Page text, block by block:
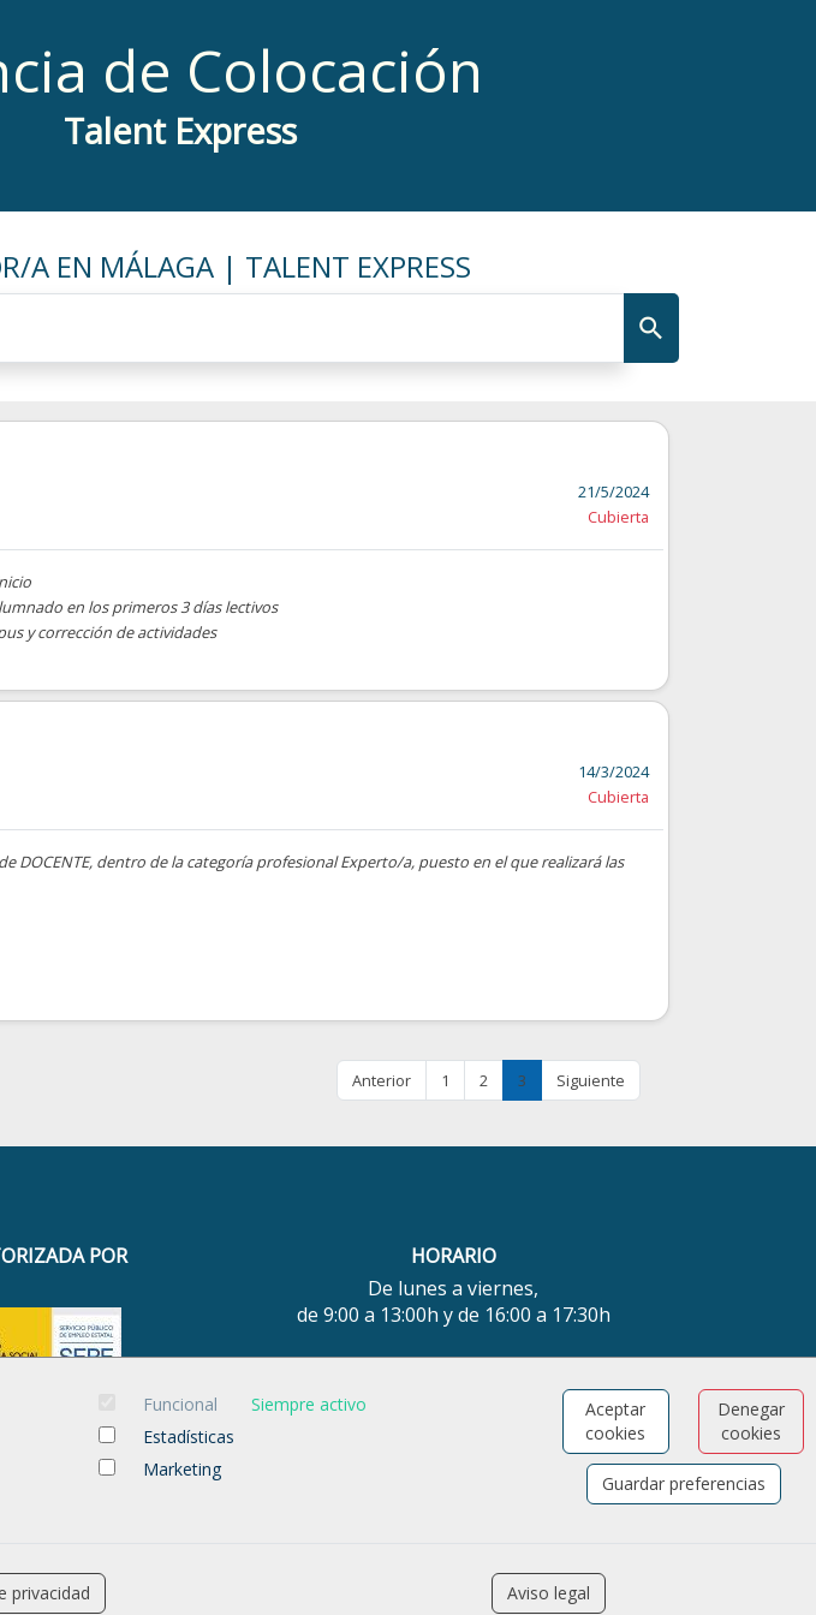
de Colocación
Talent Express
A EN MÁLAGA | TALENT EXPRESS
21/5/2024
Cubierta
en los primeros 3 días lectivos
y corrección de actividades
14/3/2024
Cubierta
DOCENTE, dentro de la categoría profesional Experto/a, puesto en el que realizará las
Anterior 1 2 3 Siguiente
POR
HORARIO
De lunes a viernes,
de 9:00 a 13:00h y de 16:00 a 17:30h
-Política de Cookies
Software para las Agencias de colocación
Funcional
Siempre activo
Estadísticas
Marketing
Aceptar
cookies
Denegar
cookies
Guardar preferencias
privacidad Aviso legal